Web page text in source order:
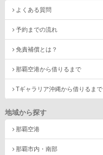
よくある質問
予約までの流れ
免責補償とは？
那覇空港から借りるまで
Tギャラリア沖縄から借りるまで
地域から探す
那覇空港
那覇市内・南部